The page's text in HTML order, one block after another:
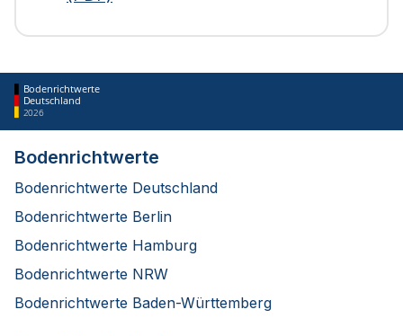
Bodenrichtwerte
Deutschland
2026
Bodenrichtwerte
Bodenrichtwerte Deutschland
Bodenrichtwerte Berlin
Bodenrichtwerte Hamburg
Bodenrichtwerte NRW
Bodenrichtwerte Baden-Württemberg